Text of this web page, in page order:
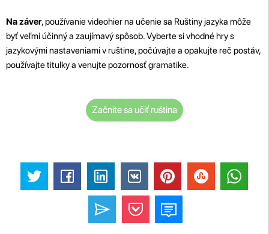
Na záver, používanie videohier na učenie sa Ruštiny jazyka môže
byť veľmi účinný a zaujímavý spôsob. Vyberte si vhodné hry s
jazykovými nastaveniami v ruštine, počúvajte a opakujte reč postáv,
používajte titulky a venujte pozornosť gramatike.
Začnite sa učiť ruština